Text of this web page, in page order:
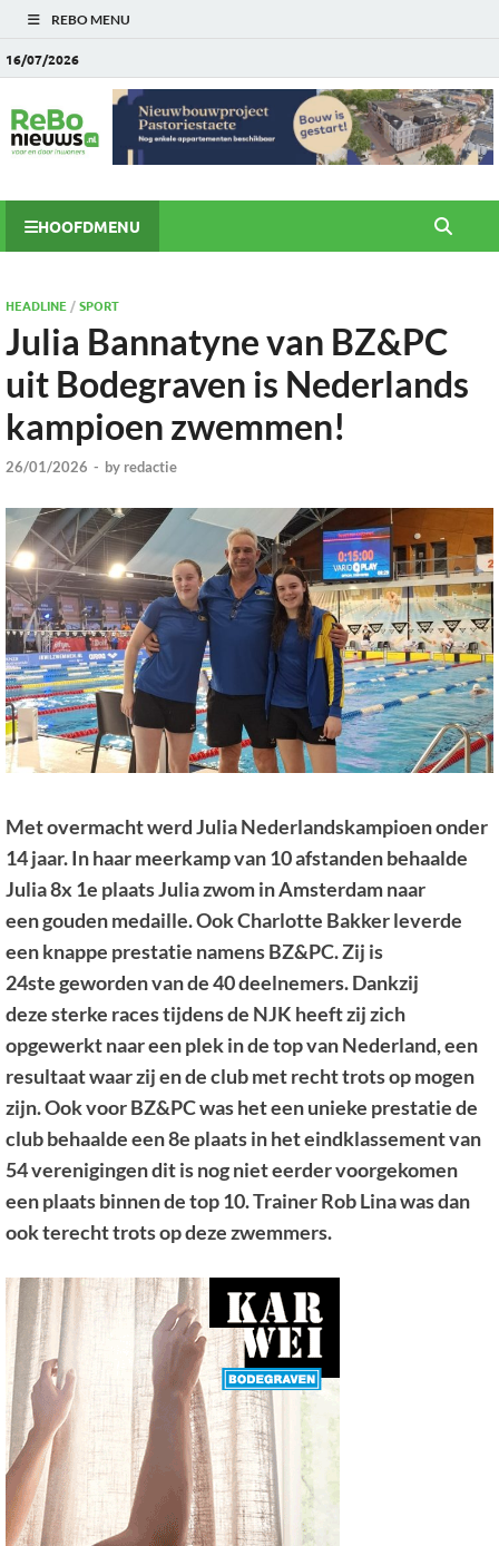
REBO MENU
16/07/2026
HOOFDMENU
HEADLINE/SPORT
Julia Bannatyne van BZ&PC
uit Bodegraven is Nederlands
kampioen zwemmen!
26/01/2026 - by redactie
Met overmacht werd Julia Nederlandskampioen onder
14 jaar. In haar meerkamp van 10 afstanden behaalde
Julia 8x 1e plaats Julia zwom in Amsterdam naar
een gouden medaille. Ook Charlotte Bakker leverde
een knappe prestatie namens BZ&PC. Zij is
24ste geworden van de 40 deelnemers. Dankzij
deze sterke races tijdens de NJK heeft zij zich
opgewerkt naar een plek in de top van Nederland, een
resultaat waar zij en de club met recht trots op mogen
zijn. Ook voor BZ&PC was het een unieke prestatie de
club behaalde een 8e plaats in het eindklassement van
54 verenigingen dit is nog niet eerder voorgekomen
een plaats binnen de top 10. Trainer Rob Lina was dan
ook terecht trots op deze zwemmers.